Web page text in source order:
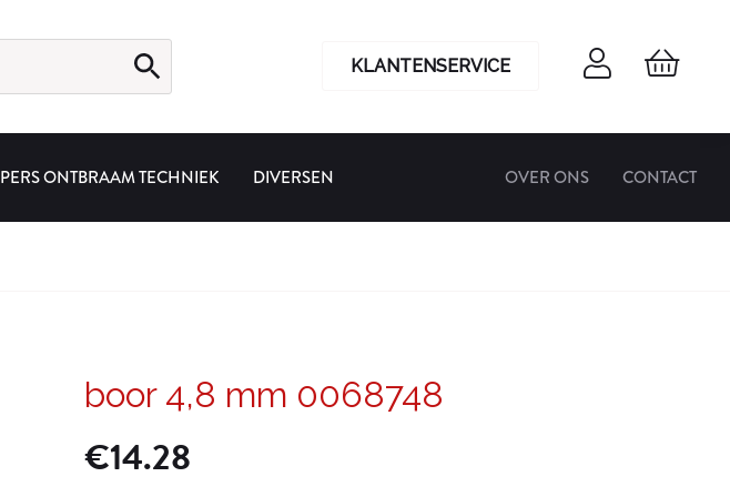
KLANTENSERVICE
PERS ONTBRAAM TECHNIEK DIVERSEN OVER ONS CONTACT
boor 4,8 mm 0068748
€14.28